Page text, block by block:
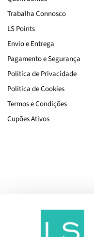
L'Occitane
La Roche-Posay
Lancaster
LETI
Lierac
Medik8
Trabalha Connosco
LS Points
Envio e Entrega
Pagamento e Segurança
Política de Privacidade
Política de Cookies
Termos e Condições
Cupões Ativos